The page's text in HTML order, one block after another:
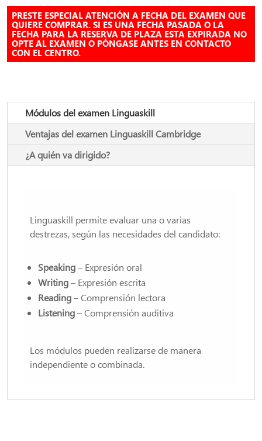
cantidad
PRESTE ESPECIAL ATENCIÓN A FECHA DEL EXAMEN QUE
QUIERE COMPRAR. SI ES UNA FECHA PASADA O LA
FECHA PARA LA RESERVA DE PLAZA ESTA EXPIRADA NO
OPTE AL EXAMEN O PÓNGASE ANTES EN CONTACTO
CON EL CENTRO.
Módulos del examen Linguaskill
Ventajas del examen Linguaskill Cambridge
¿A quién va dirigido?
Linguaskill permite evaluar una o varias
destrezas, según las necesidades del candidato:
Speaking– Expresión oral
Writing– Expresión escrita
Reading– Comprensión lectora
Listening– Comprensión auditiva
Los módulos pueden realizarse de manera
independiente o combinada.